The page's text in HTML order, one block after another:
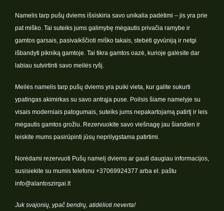
Namelis tarp pušų dviems išsiskiria savo unikalia padėtimi – jis yra prie
pat miško. Tai suteiks jums galimybę mėgautis privačia ramybe ir
gamtos garsais, pasivaikščioti miško takais, stebėti gyvūniją ir netgi
išbandyti pikniką gamtoje. Tai tikra gamtos oazė, kurioje galėsite dar
labiau sutvirtinti savo meilės ryšį.
Meilės namelis tarp pušų dviems yra puiki vieta, kur galite sukurti
ypatingas akimirkas su savo antrąja puse. Poilsis šiame namelyje su
visais moderniais patogumais, suteiks jums nepakartojamą patirtį ir leis
mėgautis gamtos grožiu. Rezervuokite savo viešnagę jau šiandien ir
leiskite mums pasirūpinti jūsų neprilygstama patirtimi.
Norėdami rezervuoti Pušų namelį dviems ar gauti daugiau informacijos,
susisiekite su mumis telefonu +37069924377 arba el. paštu
info@alantoszirgai.lt
Juk svajonių, ypač bendrų, atidėlioti neverta!